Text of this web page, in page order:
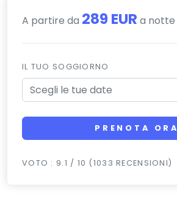
A partire da 289 EUR a notte
IL TUO SOGGIORNO
PRENOTA ORA
VOTO : 9.1 / 10 (1033 RECENSIONI)